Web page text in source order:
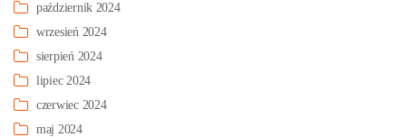
październik 2024
wrzesień 2024
sierpień 2024
lipiec 2024
czerwiec 2024
maj 2024